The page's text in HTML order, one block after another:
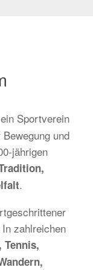
Sportverein
und
jährigen
.
zahlreichen
Tennis,